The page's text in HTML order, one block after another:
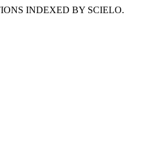
INDEXED BY SCIELO.